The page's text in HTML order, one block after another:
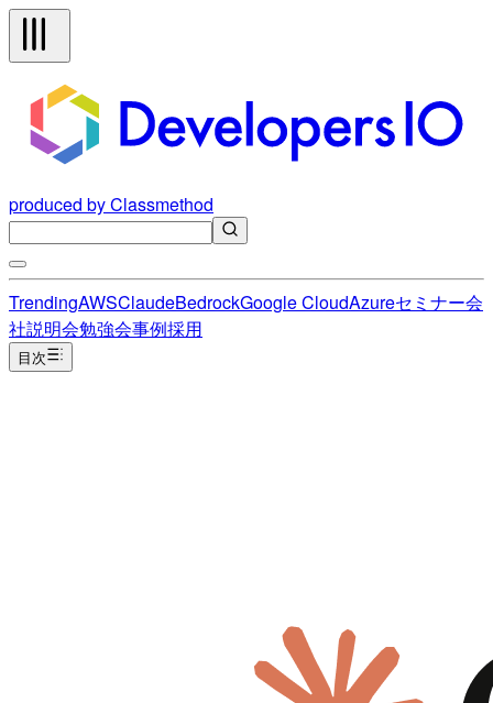
produced by Classmethod
TrendingAWSClaudeBedrockGoogle CloudAzureセミナー会
社説明会勉強会事例採用
目次